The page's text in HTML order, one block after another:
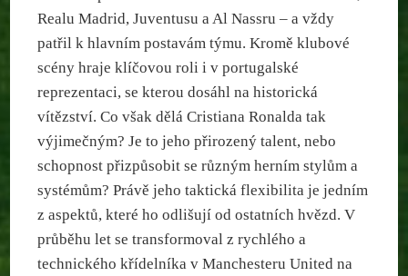
Realu Madrid, Juventusu a Al Nassru – a vždy
patřil k hlavním postavám týmu. Kromě klubové
scény hraje klíčovou roli i v portugalské
reprezentaci, se kterou dosáhl na historická
vítězství. Co však dělá Cristiana Ronalda tak
výjimečným? Je to jeho přirozený talent, nebo
schopnost přizpůsobit se různým herním stylům a
systémům? Právě jeho taktická flexibilita je jedním
z aspektů, které ho odlišují od ostatních hvězd. V
průběhu let se transformoval z rychlého a
technického křídelníka v Manchesteru United na